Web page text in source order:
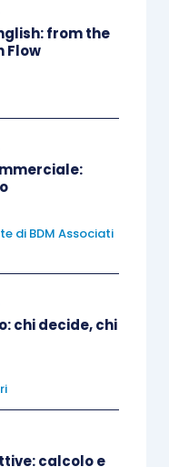
di:
le
del compito
in relazione con
efficiente le
attraverso
sono sufficienti
sviluppare
from the
Flow
di BDM Associati
chi decide, chi
calcolo e